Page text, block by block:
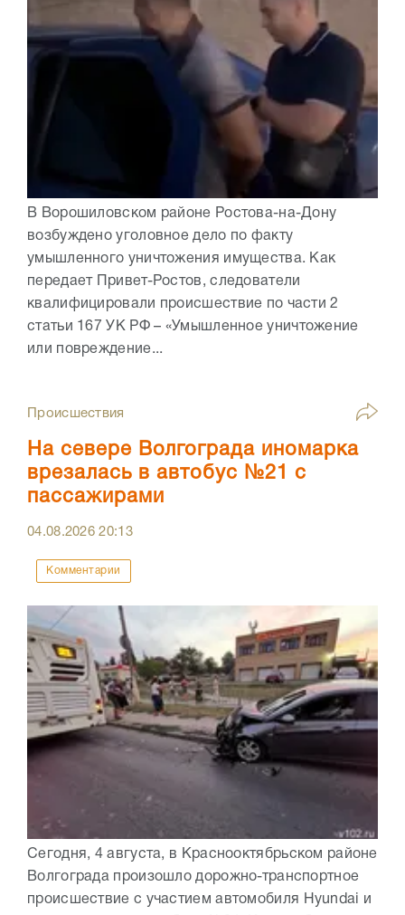
В Ворошиловском районе Ростова-на-Дону
возбуждено уголовное дело по факту
умышленного уничтожения имущества. Как
передает Привет-Ростов, следователи
квалифицировали происшествие по части 2
статьи 167 УК РФ – «Умышленное уничтожение
или повреждение...
Происшествия
На севере Волгограда иномарка
врезалась в автобус №21 с
пассажирами
04.08.202620:13
Комментарии
Сегодня, 4 августа, в Краснооктябрьском районе
Волгограда произошло дорожно-транспортное
происшествие с участием автомобиля Hyundai и